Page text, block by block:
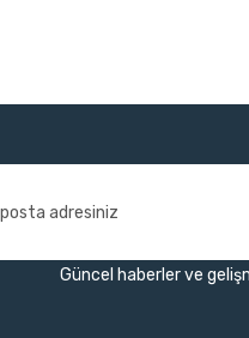
Güncel haberler ve